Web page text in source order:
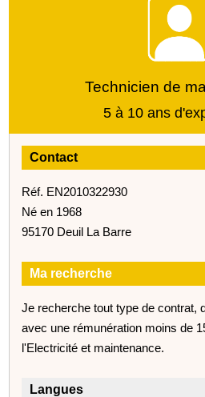
Technicien de
5 à 10 ans
Contact
Réf. EN2010322930
Né en 1968
95170 Deuil La Barre
Ma recherche
Je recherche tout type de contrat,
avec une rémunération moins de
l'Electricité et maintenance.
Langues